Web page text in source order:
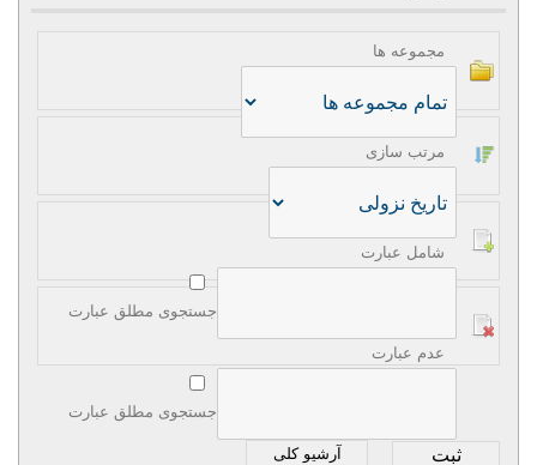
مجموعه ها
مرتب سازی
شامل عبارت
جستجوی مطلق عبارت
عدم عبارت
جستجوی مطلق عبارت
آرشیو کلی